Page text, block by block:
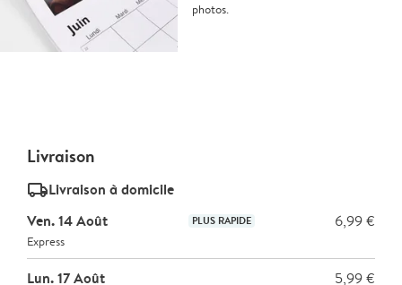
photos.
Livraison
delivery_standard_v2Livraison à domicile
Ven. 14 Août
PLUS RAPIDE 6,99 €
Express
Lun. 17 Août 5,99 €